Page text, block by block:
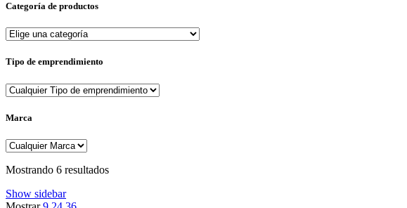
Categoría de productos
Tipo de emprendimiento
Marca
Mostrando 6 resultadosSorted
Show sidebar